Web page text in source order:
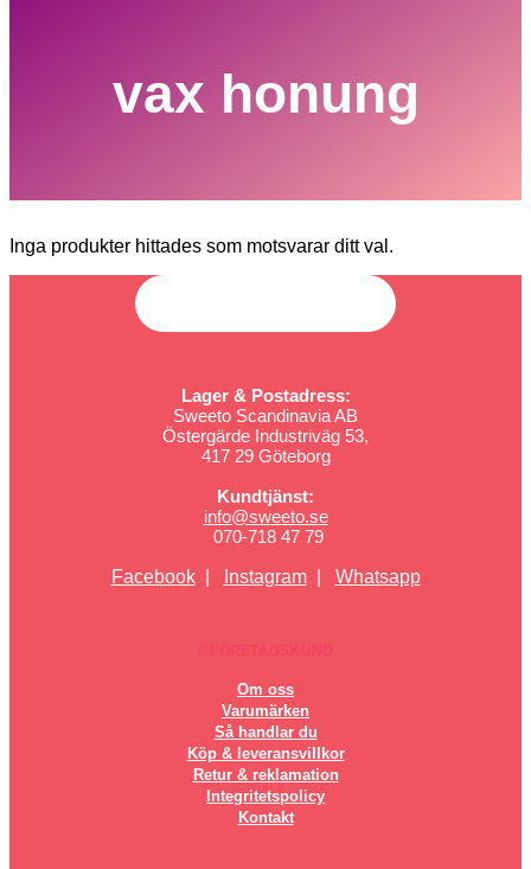
vax honung
Inga produkter hittades som motsvarar ditt val.
Lager & Postadress:
Sweeto Scandinavia AB
Östergärde Industriväg 53,
417 29 Göteborg
Kundtjänst:
info@sweeto.se
070-718 47 79
Facebook| Instagram| Whatsapp
Om oss
Varumärken
Så handlar du
Köp & leveransvillkor
Retur & reklamation
Integritetspolicy
Kontakt